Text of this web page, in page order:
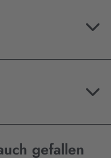
gefallen